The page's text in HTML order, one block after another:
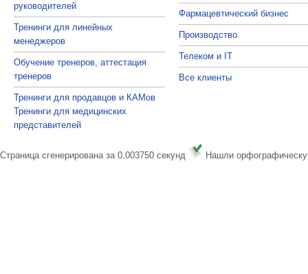
руководителей
Тренинги для линейных
менеджеров
Обучение тренеров, аттестация
тренеров
Тренинги для продавцов и КАМов
Тренинги для медицинских
представителей
Фармацевтический бизнес
Производство
Телеком и IT
Все клиенты
Страница сгенерирована за 0.003750 секунд Нашли